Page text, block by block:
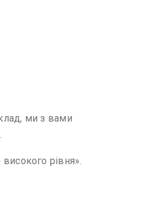
ми з вами
рівня».